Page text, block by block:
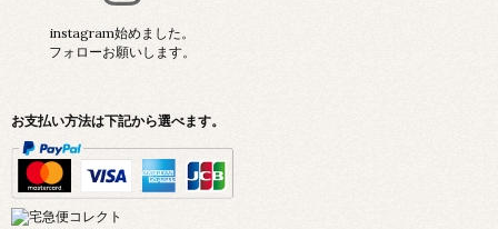
instagram始めました。
フォローお願いします。
お支払い方法は下記から選べます。